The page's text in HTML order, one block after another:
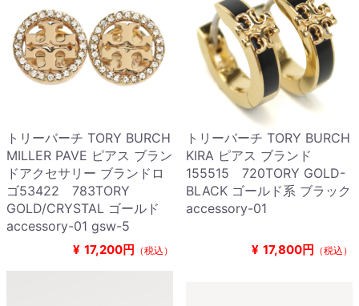
トリーバーチ TORY BURCH
MILLER PAVE ピアス ブラン
ドアクセサリー ブランドロ
ゴ53422 783TORY
GOLD/CRYSTAL ゴールド
accessory-01 gsw-5
¥ 17,200円 （税込）
トリーバーチ TORY BURCH
KIRA ピアス ブランド
155515 720TORY GOLD-
BLACK ゴールド系 ブラック
accessory-01
¥ 17,800円 （税込）